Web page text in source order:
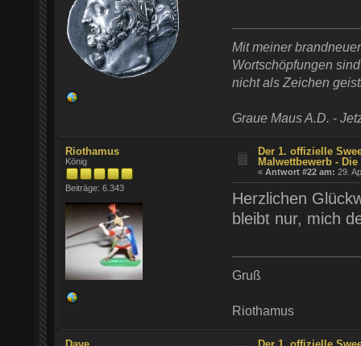
Mit meiner
Wortschöpfungen
nicht als Zeichen
Graue Maus A.D. -
Riothamus
König
Beiträge: 6.343
Der 1. offizielle
Malwettbewerb -
«Antwort #22 am: 29.
Herzlichen
bleibt nur, mich
Gruß
Riothamus